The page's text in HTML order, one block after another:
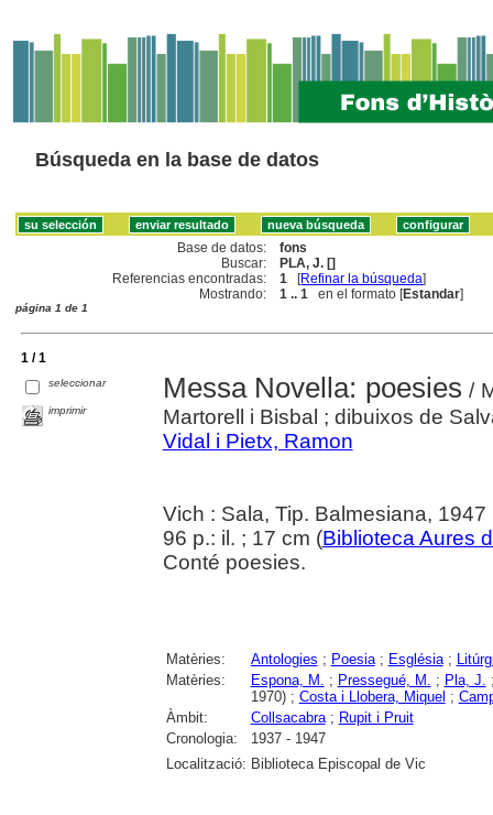
Búsqueda en la base de datos
Base de datos:
fons
Buscar:
PLA, J. []
Referencias encontradas:
1 [Refinar la búsqueda]
Mostrando:
1 .. 1 en el formato [Estandar]
página 1 de 1
1 / 1
seleccionar
imprimir
Messa Novella: poesies /
Martorell i Bisbal ; dibuixos de
Vidal i Pietx, Ramon
Vich : Sala, Tip. Balmesiana, 1947
96 p.: il. ; 17 cm (Biblioteca Aures
Conté poesies.
Matèries: Antologies ; Poesia; Església;
Matèries:
Espona, M. ; Pressegué, M. ; Pla, J.
1970) ; Costa i Llobera, Miquel ;
Àmbit:
Collsacabra; Rupit i Pruit
Cronologia:
1937 - 1947
Localització: Biblioteca Episcopal de Vic